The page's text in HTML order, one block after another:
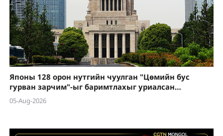
Японы 128 орон нутгийн чуулган "Цөмийн бус
гурван зарчим"-ыг баримтлахыг уриалсан
тогтоолуудыг өргөн барилаа
05-Aug-2026